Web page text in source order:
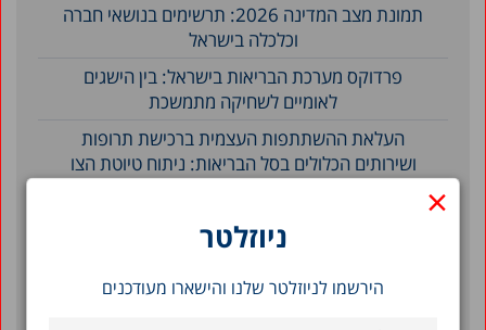
×
ניוזלטר
הירשמו לניוזלטר שלנו והישארו מעודכנים
תמונת מצב המדינה 2026: תרשימים בנושאי חברה
וכלכלה בישראל
פרדוקס מערכת הבריאות בישראל: בין הישגים
לאומיים לשחיקה מתמשכת
העלאת ההשתתפות העצמית ברכישת תרופות
ושירותים הכלולים בסל הבריאות: ניתוח טיוטת הצו
סינון לפי תאריך